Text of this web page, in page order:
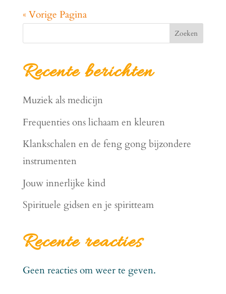
« Vorige Pagina
Zoeken
Recente berichten
Muziek als medicijn
Frequenties ons lichaam en kleuren
Klankschalen en de feng gong bijzondere
instrumenten
Jouw innerlijke kind
Spirituele gidsen en je spiritteam
Recente reacties
Geen reacties om weer te geven.